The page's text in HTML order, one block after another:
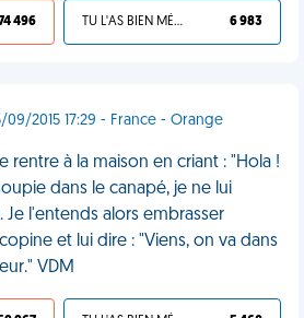
496 TU L'AS BIEN MÉRITÉ 6 983
09/2015 17:29 - France - Orange
rentre à la maison en criant : "Hola !
dans le canapé, je ne lui
l'entends alors embrasser
et lui dire : "Viens, on va dans
VDM